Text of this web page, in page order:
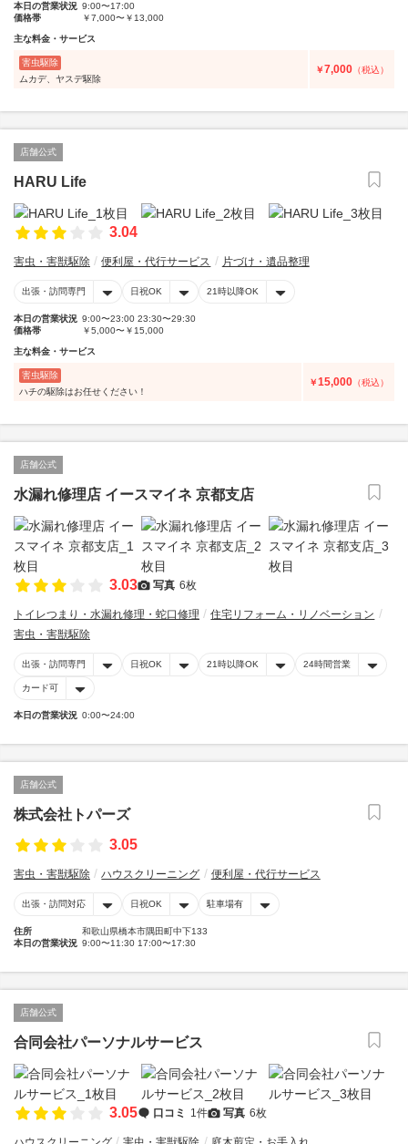
本日の営業状況 9:00〜17:00
価格帯
￥7,000〜￥13,000
主な料金・サービス
害虫駆除
ムカデ、ヤスデ駆除
￥7,000 （税込）
店舗公式
HARU Life
3.04
害虫・害獣駆除 便利屋・代行サービス 片づけ・遺品整理
出張・訪問専門 日祝OK 21時以降OK
本日の営業状況 9:00〜23:00 23:30〜29:30
価格帯
￥5,000〜￥15,000
主な料金・サービス
害虫駆除
ハチの駆除はお任せください！
￥15,000 （税込）
店舗公式
水漏れ修理店 イースマイネ 京都支店
3.03 写真 6枚
トイレつまり・水漏れ修理・蛇口修理
住宅リフォーム・リノベーション
害虫・害獣駆除
出張・訪問専門 日祝OK 21時以降OK 24時間営業
カード可
本日の営業状況 0:00〜24:00
店舗公式
株式会社トパーズ
3.05
害虫・害獣駆除 ハウスクリーニング 便利屋・代行サービス
出張・訪問対応 日祝OK 駐車場有
住所
和歌山県橋本市隅田町中下133
本日の営業状況 9:00〜11:30 17:00〜17:30
店舗公式
合同会社パーソナルサービス
3.05 口コミ 1件 写真 6枚